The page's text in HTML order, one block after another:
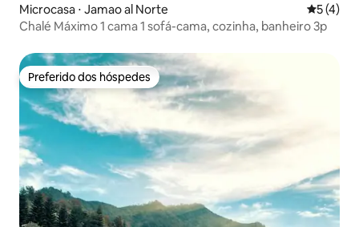
Microcasa ⋅ Jamao al Norte 5 de
5 (4)
Chalé Máximo 1 cama 1 sofá-cama, cozinha, banheiro 3p
Preferido dos hóspedes
Preferido dos hóspedes